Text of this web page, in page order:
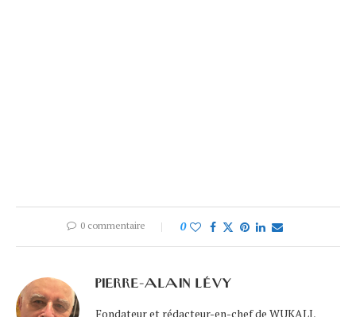
0 commentaire 0
PIERRE-ALAIN LÉVY
Fondateur et rédacteur-en-chef de WUKALI,